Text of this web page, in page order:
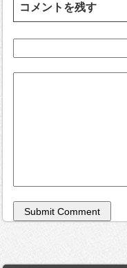
コメントを残す